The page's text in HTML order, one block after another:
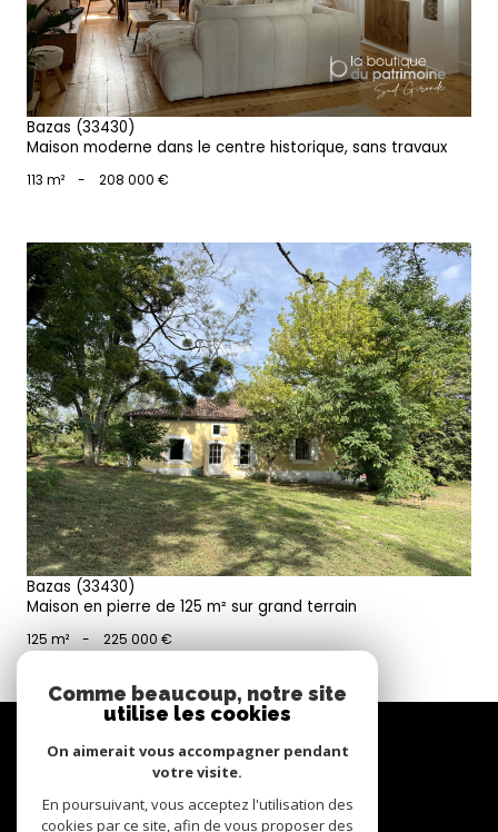
Bazas (33430)
Maison moderne dans le centre historique, sans travaux
113 m² - 208 000 €
voir le bien
Bazas (33430)
Maison en pierre de 125 m² sur grand terrain
125 m² - 225 000 €
Se
connecter
espace propriétaire
Comme beaucoup, notre site
utilise les cookies
On aimerait vous accompagner pendant
votre visite.
En poursuivant, vous acceptez l'utilisation des
cookies par ce site, afin de vous proposer des